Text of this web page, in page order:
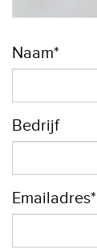
Naam*
Bedrijf
Emailadres*